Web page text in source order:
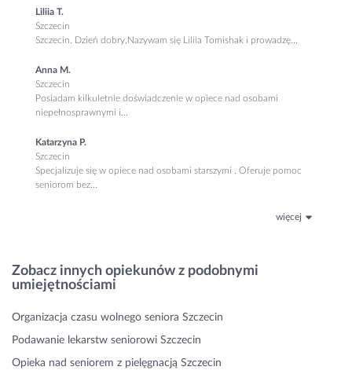
Liliia T.
Szczecin
Szczecin. Dzień dobry, ​Nazywam się Liliia Tomishak i prowadzę...
Anna M.
Szczecin
Posiadam kilkuletnie doświadczenie w opiece nad osobami
niepełnosprawnymi i...
Katarzyna P.
Szczecin
Specjalizuje się w opiece nad osobami starszymi . Oferuje pomoc
seniorom bez...
więcej
Zobacz innych opiekunów z podobnymi
umiejętnościami
Organizacja czasu wolnego seniora Szczecin
Podawanie lekarstw seniorowi Szczecin
Opieka nad seniorem z pielęgnacją Szczecin